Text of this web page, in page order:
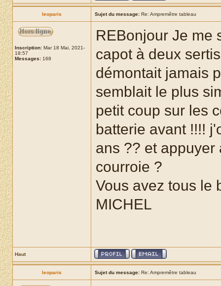
leoparis Sujet du message: Re: Ampremêtre tableau
Inscription: Mar 18 Mai, 2021-
18:57
Messages: 168
REBonjour Je me
capot à deux
démontait jamais
semblait le plus
petit coup sur les
batterie avant !!!!
ans ?? et
courroie ?
Vous avez tous le
MICHEL
Haut
leoparis Sujet du message: Re: Ampremêtre tableau